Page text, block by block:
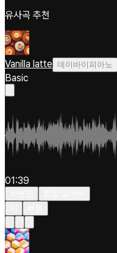
유사곡 추천
Vanilla latte 데이바이피아노
Basic
01:39